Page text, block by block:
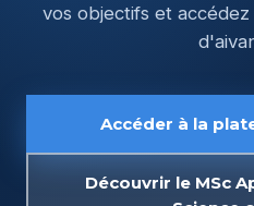
vos objectifs et
Accéder à la
Découvrir le MSc